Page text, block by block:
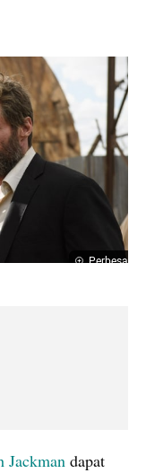
Perbesar
Jackman dapat